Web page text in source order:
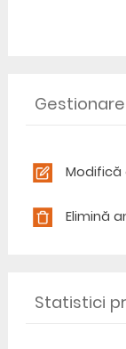
Modifică
Elimină
Statistici